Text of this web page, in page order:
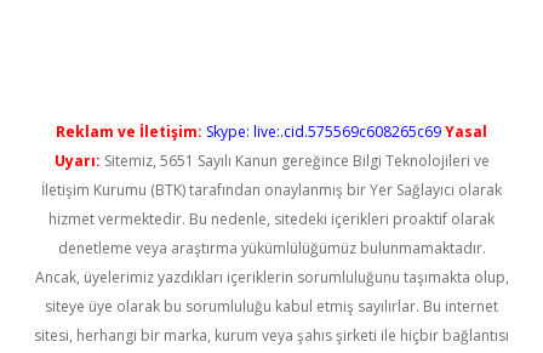
Reklam ve İletişim: Skype: live:.cid.575569c608265c69Yasal
Uyarı: Sitemiz, 5651 Sayılı Kanun gereğince Bilgi Teknolojileri ve
İletişim Kurumu (BTK) tarafından onaylanmış bir Yer Sağlayıcı olarak
hizmet vermektedir. Bu nedenle, sitedeki içerikleri proaktif olarak
denetleme veya araştırma yükümlülüğümüz bulunmamaktadır.
Ancak, üyelerimiz yazdıkları içeriklerin sorumluluğunu taşımakta olup,
siteye üye olarak bu sorumluluğu kabul etmiş sayılırlar. Bu internet
sitesi, herhangi bir marka, kurum veya şahıs şirketi ile hiçbir bağlantısı